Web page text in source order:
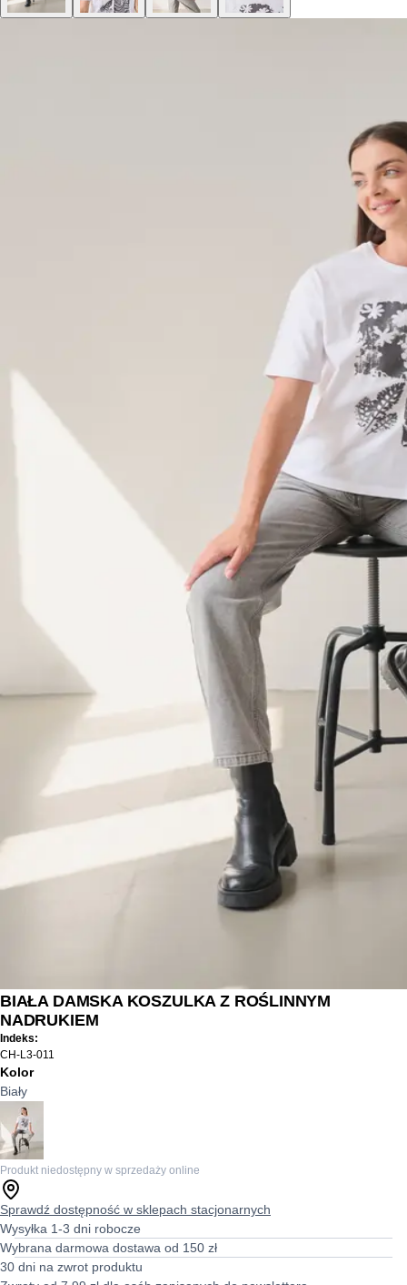
BIAŁA DAMSKA KOSZULKA Z ROŚLINNYM
NADRUKIEM
Indeks:
CH-L3-011
Kolor
Biały
Produkt niedostępny w sprzedaży online
Sprawdź dostępność w sklepach stacjonarnych
Wysyłka 1-3 dni robocze
Wybrana darmowa dostawa od 150 zł
30 dni na zwrot produktu